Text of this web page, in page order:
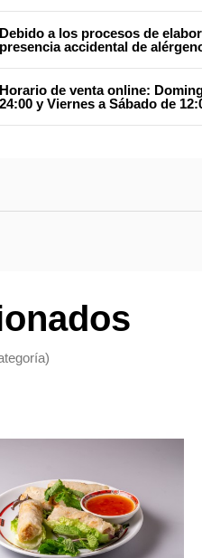
Debido a los procesos de
presencia accidental de
Horario de venta online:
24:00 y Viernes a Sábado de